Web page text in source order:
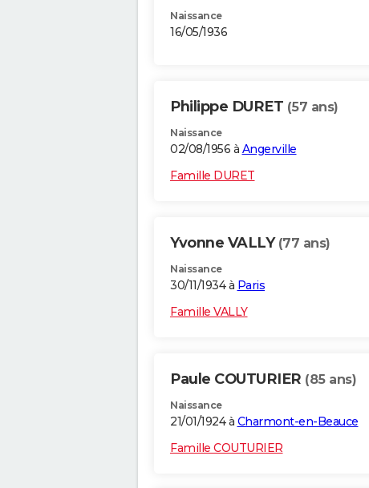
Naissance
16/05/1936
Philippe DURET (57 ans)
Naissance
02/08/1956 à Angerville
Famille DURET
Yvonne VALLY (77 ans)
Naissance
30/11/1934 à Paris
Famille VALLY
Paule COUTURIER (85 ans)
Naissance
21/01/1924 à Charmont-en-Beauce
Famille COUTURIER